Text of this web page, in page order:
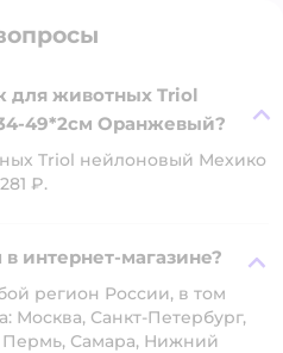
для животных Triol
49*2см Оранжевый?
Triol нейлоновый Мехико
₽.
интернет-магазине?
регион России, в том
Москва, Санкт-Петербург,
Пермь, Самара, Нижний